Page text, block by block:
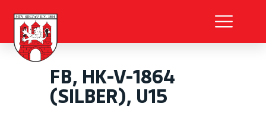
FB, HK-V-1864
(SILBER), U15